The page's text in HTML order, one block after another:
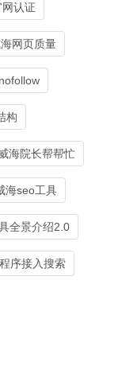
网认证
海网页质量
构
威海院长帮帮忙
海seo工具
全景介绍2.0
序接入搜索